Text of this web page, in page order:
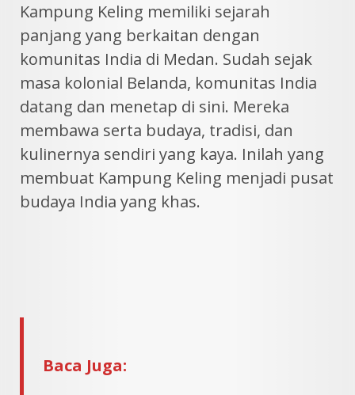
Kampung Keling memiliki sejarah
panjang yang berkaitan dengan
komunitas India di Medan. Sudah sejak
masa kolonial Belanda, komunitas India
datang dan menetap di sini. Mereka
membawa serta budaya, tradisi, dan
kulinernya sendiri yang kaya. Inilah yang
membuat Kampung Keling menjadi pusat
budaya India yang khas.
Baca Juga: